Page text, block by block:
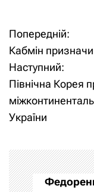
Н
а
в
і
а
Попередній:
Кабмін
Наступний:
Північна Корея
України